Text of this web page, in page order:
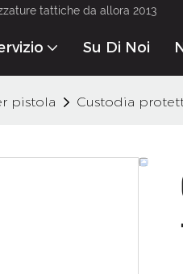
tattiche da allora 2013
Su Di Noi
pistola Custodia